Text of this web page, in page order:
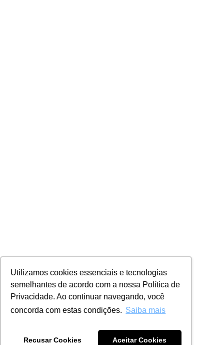
Utilizamos cookies essenciais e tecnologias
semelhantes de acordo com a nossa Política de
Privacidade. Ao continuar navegando, você
concorda com estas condições. Saiba mais
Recusar Cookies Aceitar Cookies